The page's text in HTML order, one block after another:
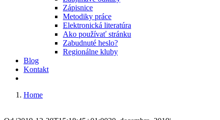
Zápisnice
Metodiky práce
Elektronická literatúra
Ako používať stránku
Zabudnuté heslo?
Regionálne kluby
Blog
Kontakt
Home